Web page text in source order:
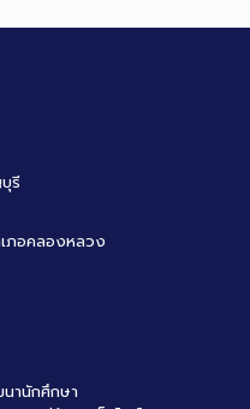
รี
ภอคลองหลวง
านักศึกษา